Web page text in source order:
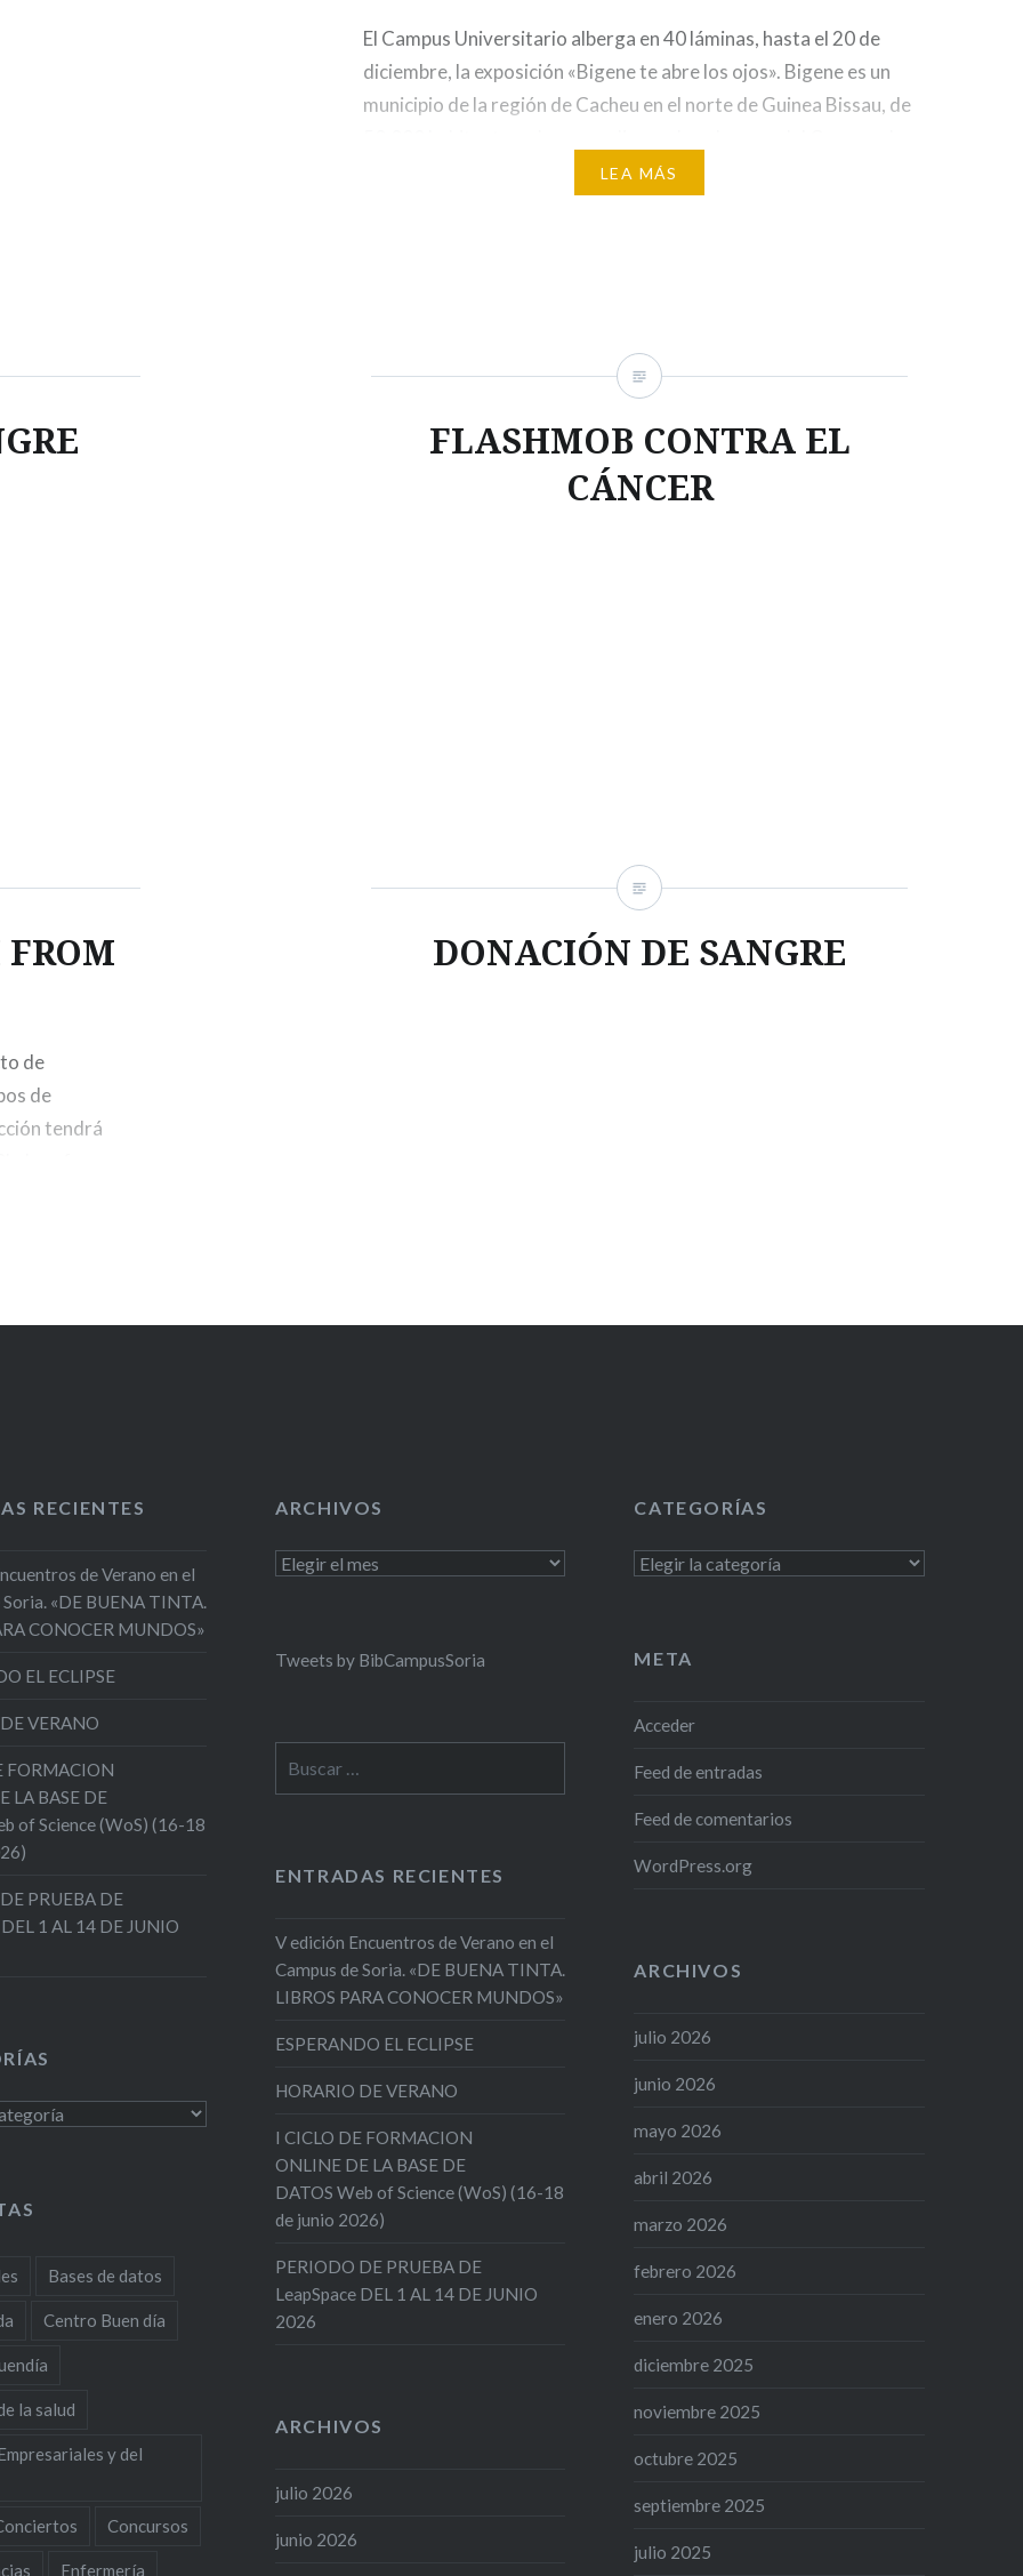
El Campus Universitario alberga en 40 láminas, hasta el 20 de
diciembre, la exposición «Bigene te abre los ojos». Bigene es un
municipio de la región de Cacheu en el norte de Guinea Bissau, de
Soria y un ex alumno. Estudiaron las necesidades de sus…
LEA MÁS
FLASHMOB CONTRA EL
CÁNCER
de
de
tendrá
en el
DONACIÓN DE SANGRE
RECIENTES
de Verano en el
Soria. «DE BUENA TINTA.
CONOCER MUNDOS»
EL ECLIPSE
VERANO
FORMACION
LA BASE DE
of Science (WoS) (16-18
PRUEBA DE
1 AL 14 DE JUNIO
ARCHIVOS
Archivos
CATEGORÍAS
Categorías
Tweets by BibCampusSoria META
Acceder
Feed de entradas
Feed de comentarios
WordPress.org
ENTRADAS RECIENTES
V edición Encuentros de Verano en el
Campus de Soria. «DE BUENA TINTA.
LIBROS PARA CONOCER MUNDOS»
ESPERANDO EL ECLIPSE
HORARIO DE VERANO
I CICLO DE FORMACION
ONLINE DE LA BASE DE
DATOS Web of Science (WoS) (16-18
de junio 2026)
PERIODO DE PRUEBA DE
LeapSpace DEL 1 AL 14 DE JUNIO
2026
ARCHIVOS
julio 2026
junio 2026
mayo 2026
abril 2026
marzo 2026
febrero 2026
enero 2026
diciembre 2025
noviembre 2025
octubre 2025
septiembre 2025
julio 2025
Bases de datos
Centro Buen día
la salud
y del
Concursos
Enfermería
ARCHIVOS
julio 2026
junio 2026